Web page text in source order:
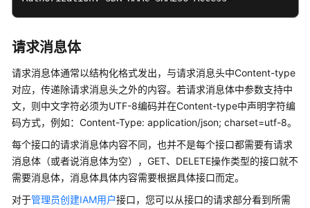
域
系
统
权
限
请求消息体
请求消息体通常以结构化格式发出，与请求消息头中Content-type
对应，传递除请求消息头之外的内容。若请求消息体中参数支持中
文，则中文字符必须为UTF-8编码并在Content-type中声明字符编
码方式，例如：Content-Type: application/json; charset=utf-8。
每个接口的请求消息体内容不同，也并不是每个接口都需要有请求
消息体（或者说消息体为空），GET、DELETE操作类型的接口就不
需要消息体，消息体具体内容需要根据具体接口而定。
对于管理员创建IAM用户接口，您可以从接口的请求部分看到所需